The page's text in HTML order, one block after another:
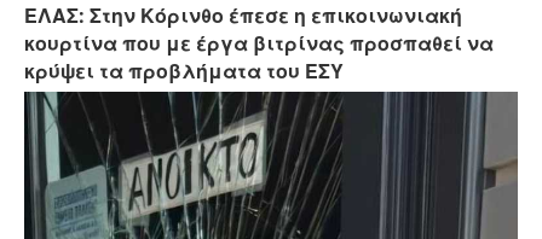
ΕΛΑΣ: Στην Κόρινθο έπεσε η επικοινωνιακή
κουρτίνα που με έργα βιτρίνας προσπαθεί να
κρύψει τα προβλήματα του ΕΣΥ